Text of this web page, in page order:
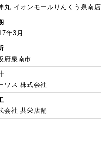
丸 イオンモールりんくう泉南店
年3月
府泉南市
ワス 株式会社
会社 共栄店舗